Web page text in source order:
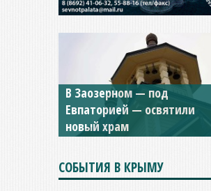
В Заозерном — под
Евпаторией — освятили
новый храм
Мужской монастырь Косьмы
и Дамиана в Крыму вновь
открыт для посещения
СОБЫТИЯ В КРЫМУ